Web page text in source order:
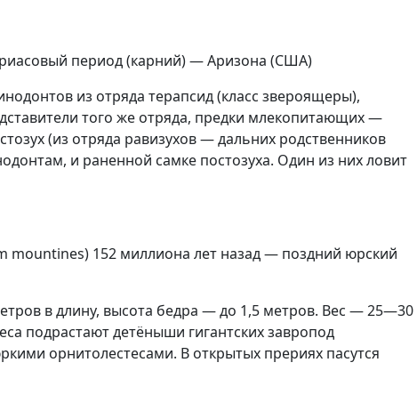
период (карний) — Аризона (США)
из отряда терапсид (класс звероящеры),
того же отряда, предки млекопитающих —
(из отряда равизухов — дальних родственников
и раненной самке постозуха. Один из них ловит
mountines) 152 миллиона лет назад — поздний юрский
в длину, высота бедра — до 1,5 метров. Вес — 25—30
подрастают детёныши гигантских завропод
орнитолестесами. В открытых прериях пасутся